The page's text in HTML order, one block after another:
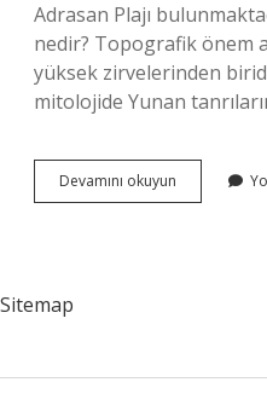
Adrasan Plajı
nedir? Topografik önem
yüksek zirvelerinden
mitolojide Yunan
Devamını okuyun
Olimpos
Sitemap